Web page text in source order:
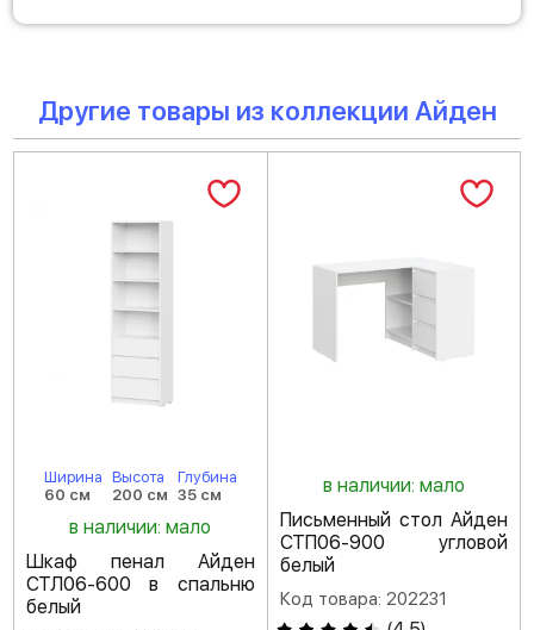
Другие товары из коллекции Айден
Ширина
60 см
Высота
200 см
Глубина
35 см
в наличии: мало
Шкаф пенал Айден
СТЛ06-600 в спальню
белый
в наличии: мало
Письменный стол Айден
СТП06-900 угловой
белый
Код товара: 202231